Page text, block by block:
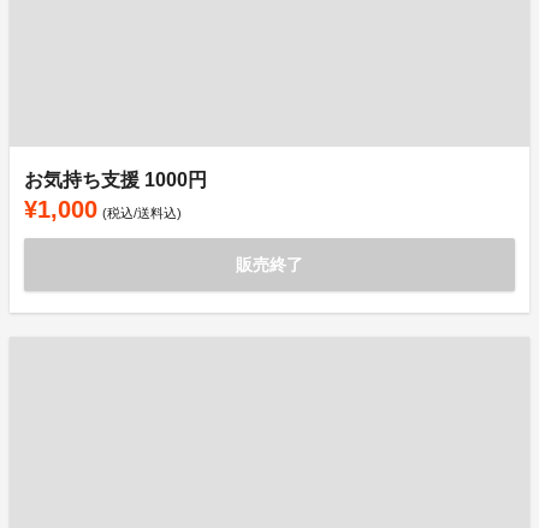
お気持ち支援 1000円
¥1,000 (税込/送料込)
販売終了